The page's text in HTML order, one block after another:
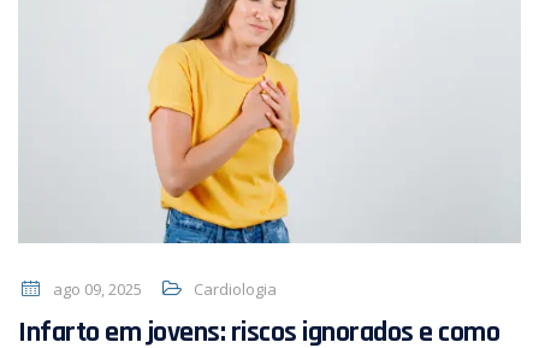
ago 09, 2025 Cardiologia
Infarto em jovens: riscos ignorados e como